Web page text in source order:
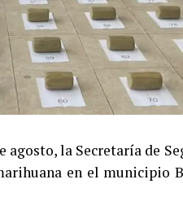
agosto, la Secretaría de
en el municipio